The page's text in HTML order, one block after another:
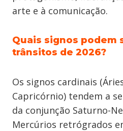
arte e à comunicação.
Quais signos podem
trânsitos de 2026?
Os signos cardinais
Capricórnio) tendem a
da conjunção Saturno-
Mercúrios retrógrados